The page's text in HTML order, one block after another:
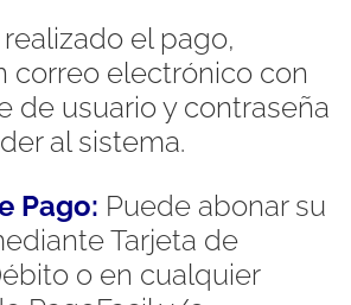
el pago,
correo electrónico con
de usuario y contraseña
al sistema.
Pago: Puede abonar su
Tarjeta de
o en cualquier